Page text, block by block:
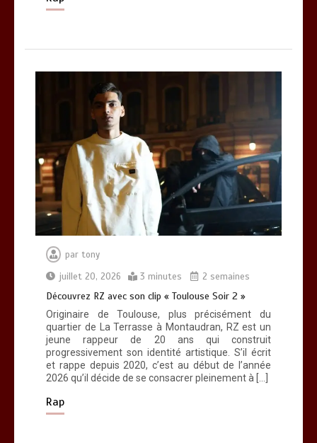
par tony
juillet 20, 2026
3 minutes 2 semaines
Découvrez RZ avec son clip « Toulouse Soir 2 »
Originaire de Toulouse, plus précisément du
quartier de La Terrasse à Montaudran, RZ est un
jeune rappeur de 20 ans qui construit
progressivement son identité artistique. S’il écrit
et rappe depuis 2020, c’est au début de l’année
2026 qu’il décide de se consacrer pleinement à […]
Rap